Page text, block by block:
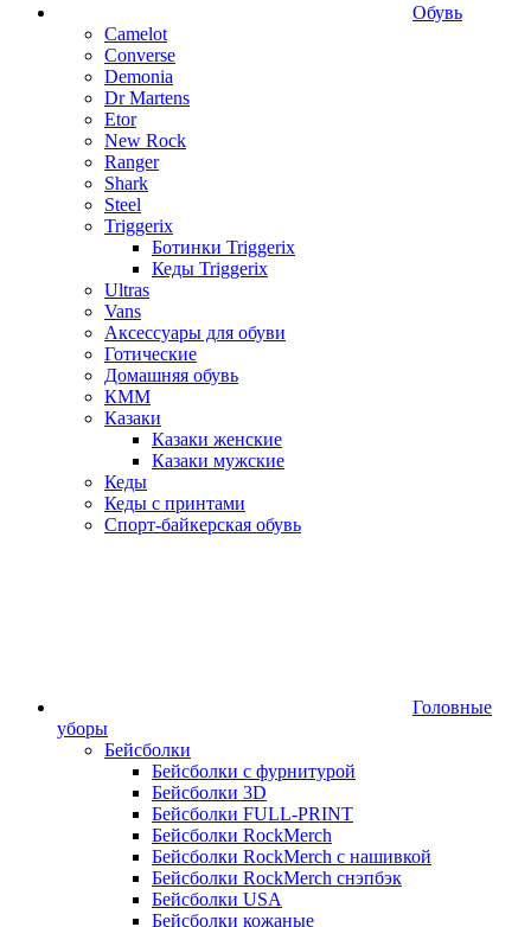
Обувь
Camelot
Converse
Demonia
Dr Martens
Etor
New Rock
Ranger
Shark
Steel
Triggerix
Ботинки Triggerix
Кеды Triggerix
Ultras
Vans
Аксессуары для обуви
Готические
Домашняя обувь
КММ
Казаки
Казаки женские
Казаки мужские
Кеды
Кеды с принтами
Спорт-байкерская обувь
Головные
уборы
Бейсболки
Бейсболки с фурнитурой
Бейсболки 3D
Бейсболки FULL-PRINT
Бейсболки RockMerch
Бейсболки RockMerch с нашивкой
Бейсболки RockMerch снэпбэк
Бейсболки USA
Бейсболки кожаные